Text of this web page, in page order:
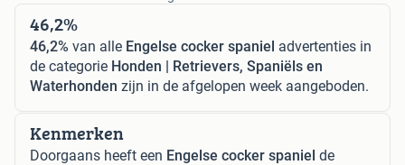
46,2%
46,2% van alle Engelse cocker spaniel advertenties in
de categorie Honden | Retrievers, Spaniëls en
Waterhonden zijn in de afgelopen week aangeboden.
Kenmerken
Doorgaans heeft een Engelse cocker spaniel de